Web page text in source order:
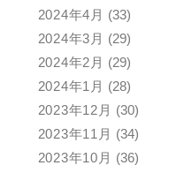
2024年4月 (33)
2024年3月 (29)
2024年2月 (29)
2024年1月 (28)
2023年12月 (30)
2023年11月 (34)
2023年10月 (36)